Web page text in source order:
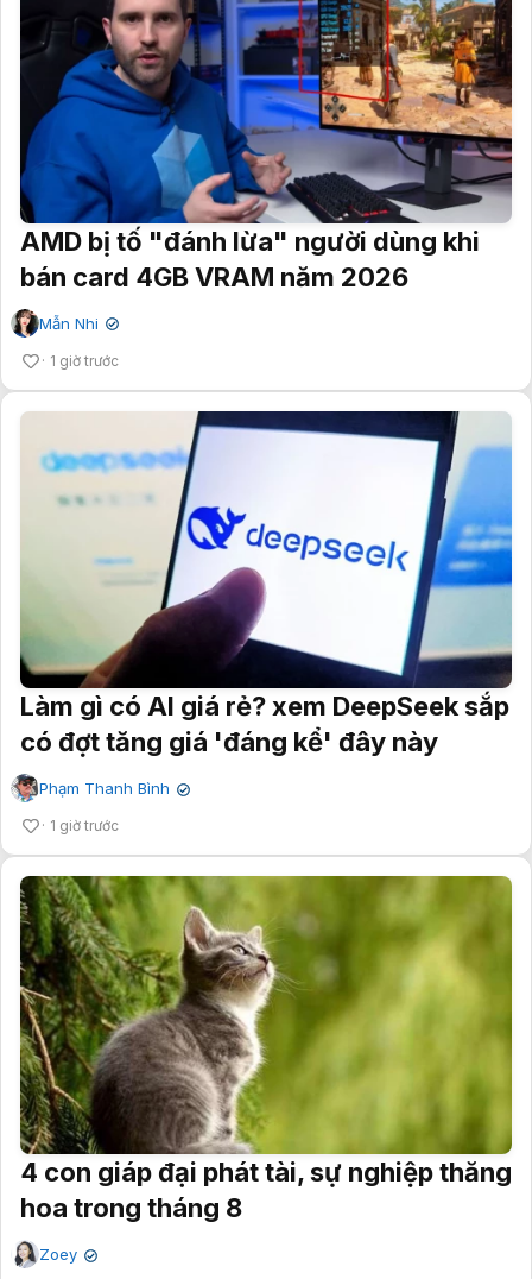
AMD bị tố "đánh lừa" người dùng khi
bán card 4GB VRAM năm 2026
Mẫn Nhi ✔
1 giờ trước
Làm gì có AI giá rẻ? xem DeepSeek sắp
có đợt tăng giá 'đáng kể' đây này
Phạm Thanh Bình ✔
1 giờ trước
4 con giáp đại phát tài, sự nghiệp thăng
hoa trong tháng 8
Zoey ✔